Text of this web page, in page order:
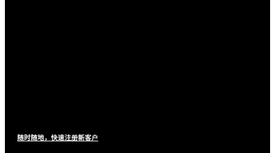
随时随地，快速注册新客户